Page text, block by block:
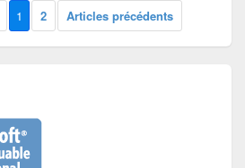
1 2 Articles précédents